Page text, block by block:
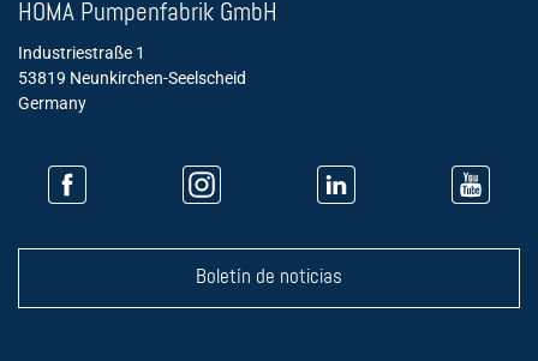
HOMA Pumpenfabrik GmbH
Industriestraße 1
53819 Neunkirchen-Seelscheid
Germany
Boletín de noticias